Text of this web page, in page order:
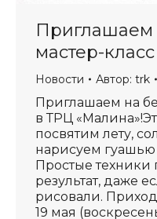
Приглашаем
мастер-
Новости Автор: trk
Приглашаем на
в ТРЦ
посвятим лету,
нарисуем
Простые техники
результат, даже
рисовали.
19 мая